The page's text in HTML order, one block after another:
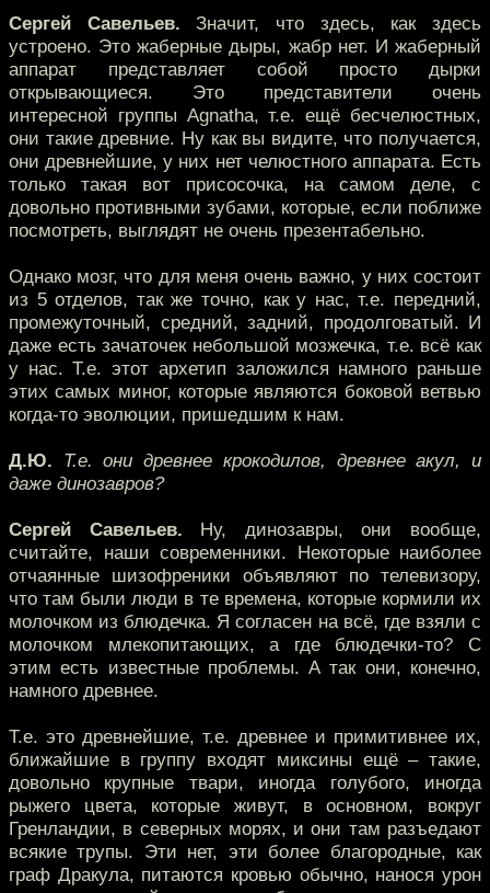
Сергей Савельев. Значит, что здесь, как здесь
устроено. Это жаберные дыры, жабр нет. И жаберный
аппарат представляет собой просто дырки
открывающиеся. Это представители очень
интересной группы Agnatha, т.е. ещё бесчелюстных,
они такие древние. Ну как вы видите, что получается,
они древнейшие, у них нет челюстного аппарата. Есть
только такая вот присосочка, на самом деле, с
довольно противными зубами, которые, если поближе
посмотреть, выглядят не очень презентабельно.
Однако мозг, что для меня очень важно, у них состоит
из 5 отделов, так же точно, как у нас, т.е. передний,
промежуточный, средний, задний, продолговатый. И
даже есть зачаточек небольшой мозжечка, т.е. всё как
у нас. Т.е. этот архетип заложился намного раньше
этих самых миног, которые являются боковой ветвью
когда-то эволюции, пришедшим к нам.
Д.Ю. Т.е. они древнее крокодилов, древнее акул, и
даже динозавров?
Сергей Савельев. Ну, динозавры, они вообще,
считайте, наши современники. Некоторые наиболее
отчаянные шизофреники объявляют по телевизору,
что там были люди в те времена, которые кормили их
молочком из блюдечка. Я согласен на всё, где взяли с
молочком млекопитающих, а где блюдечки-то? С
этим есть известные проблемы. А так они, конечно,
намного древнее.
Т.е. это древнейшие, т.е. древнее и примитивнее их,
ближайшие в группу входят миксины ещё – такие,
довольно крупные твари, иногда голубого, иногда
рыжего цвета, которые живут, в основном, вокруг
Гренландии, в северных морях, и они там разъедают
всякие трупы. Эти нет, эти более благородные, как
граф Дракула, питаются кровью обычно, нанося урон